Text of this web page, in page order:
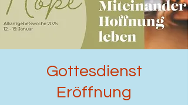
Gottesdienst
Eröffnung